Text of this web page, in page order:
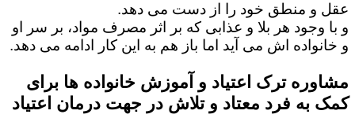
عقل و منطق خود را از دست می دهد.
و با وجود هر بلا و عذابی که بر اثر مصرف مواد، بر سر او
و خانواده اش می آید اما باز هم به این کار ادامه می دهد.
مشاوره ترک اعتیاد و آموزش خانواده ها برای
کمک به فرد معتاد و تلاش در جهت درمان اعتیاد